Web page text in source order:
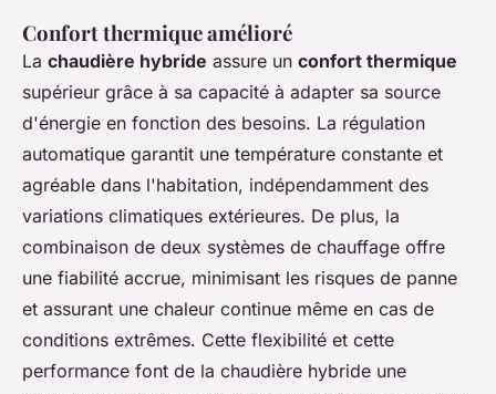
Confort thermique amélioré
La chaudière hybride assure un confort thermique
supérieur grâce à sa capacité à adapter sa source
d'énergie en fonction des besoins. La régulation
automatique garantit une température constante et
agréable dans l'habitation, indépendamment des
variations climatiques extérieures. De plus, la
combinaison de deux systèmes de chauffage offre
une fiabilité accrue, minimisant les risques de panne
et assurant une chaleur continue même en cas de
conditions extrêmes. Cette flexibilité et cette
performance font de la chaudière hybride une